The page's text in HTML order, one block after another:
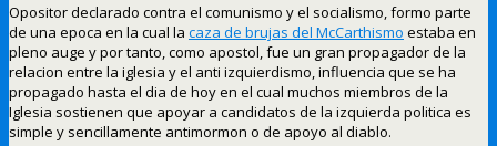
Opositor declarado contra el comunismo y el socialismo, formo parte
de una epoca en la cual la caza de brujas del McCarthismo estaba en
pleno auge y por tanto, como apostol, fue un gran propagador de la
relacion entre la iglesia y el anti izquierdismo, influencia que se ha
propagado hasta el dia de hoy en el cual muchos miembros de la
Iglesia sostienen que apoyar a candidatos de la izquierda politica es
simple y sencillamente antimormon o de apoyo al diablo.